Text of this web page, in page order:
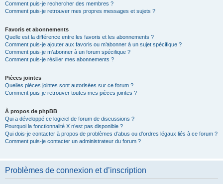
Comment puis-je rechercher des membres ?
Comment puis-je retrouver mes propres messages et sujets ?
Favoris et abonnements
Quelle est la différence entre les favoris et les abonnements ?
Comment puis-je ajouter aux favoris ou m’abonner à un sujet spécifique ?
Comment puis-je m’abonner à un forum spécifique ?
Comment puis-je résilier mes abonnements ?
Pièces jointes
Quelles pièces jointes sont autorisées sur ce forum ?
Comment puis-je retrouver toutes mes pièces jointes ?
À propos de phpBB
Qui a développé ce logiciel de forum de discussions ?
Pourquoi la fonctionnalité X n’est pas disponible ?
Qui dois-je contacter à propos de problèmes d’abus ou d’ordres légaux liés à ce forum ?
Comment puis-je contacter un administrateur du forum ?
Problèmes de connexion et d’inscription